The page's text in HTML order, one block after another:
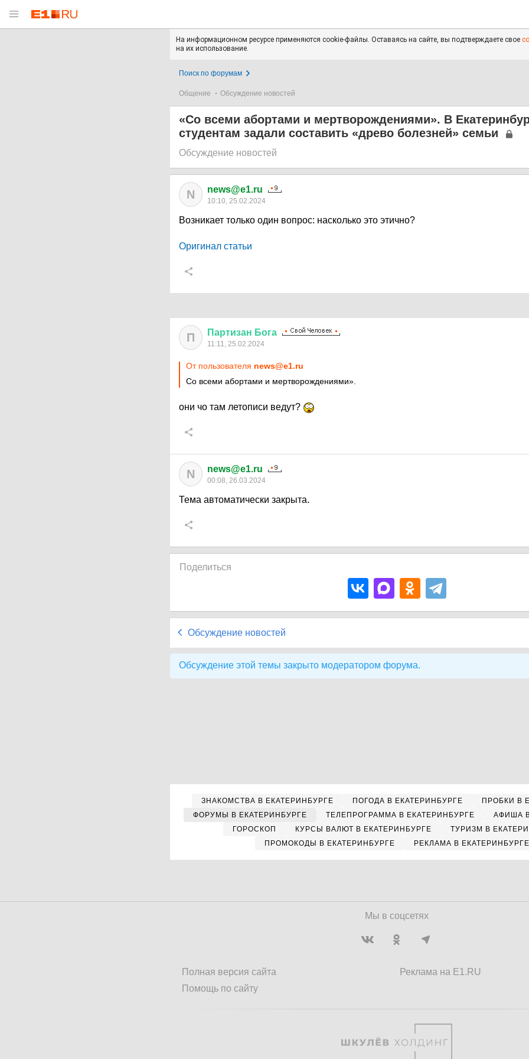
На информационном ресурсе применяются cookie-файлы. Оставаясь на сайте, вы подтверждаете свое
на их использование.
Поиск по форумам
Общение Обсуждение новостей
«Со всеми абортами и мертворождениями». В
студентам задали составить «древо болезней» семьи
Обсуждение новостей
N news@e1.ru
10:10, 25.02.2024
Возникает только один вопрос: насколько это этично?
Оригинал статьи
П Партизан Бога
11:11, 25.02.2024
От пользователя news@e1.ru
Со всеми абортами и мертворождениями».
они чо там летописи ведут?
N news@e1.ru
00:08, 26.03.2024
Тема автоматически закрыта.
Поделиться
Обсуждение новостей
Обсуждение этой темы закрыто модератором форума.
ЗНАКОМСТВА В ЕКАТЕРИНБУРГЕ ПОГОДА В ЕКАТЕРИНБУРГЕ
ПРОБКИ В
ФОРУМЫ В ЕКАТЕРИНБУРГЕ
ТЕЛЕПРОГРАММА В ЕКАТЕРИНБУРГЕ
АФИША
ГОРОСКОП
КУРСЫ ВАЛЮТ В ЕКАТЕРИНБУРГЕ
ТУРИЗМ В
ПРОМОКОДЫ В ЕКАТЕРИНБУРГЕ
РЕКЛАМА В ЕКАТЕРИНБУРГЕ
Мы в соцсетях
Полная версия сайта
Помощь по сайту
Реклама на E1.RU